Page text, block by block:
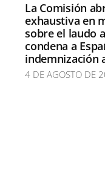
La Comisión
exhaustiva en
sobre el laudo
condena a
indemnización
4 DE AGOSTO DE